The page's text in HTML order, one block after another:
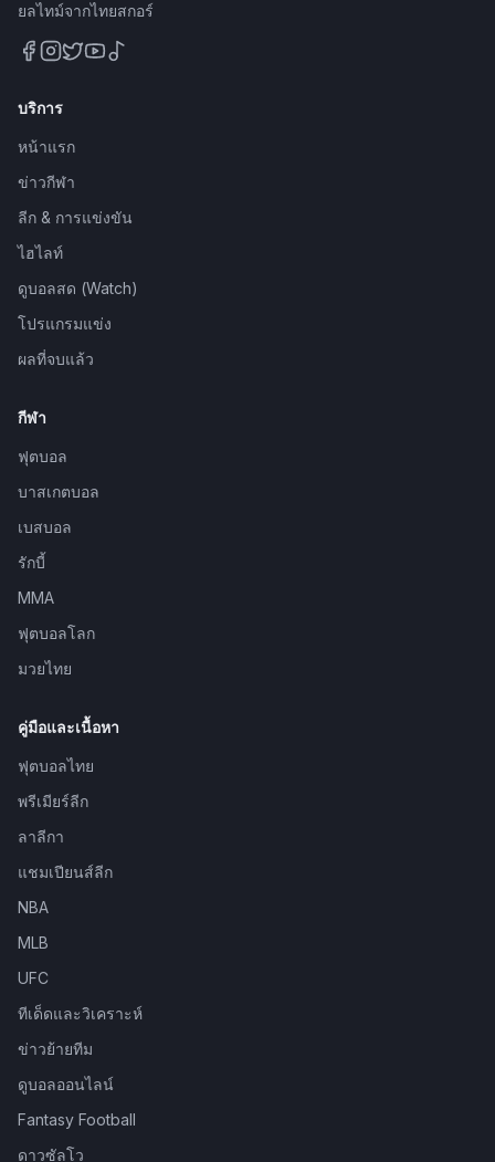
ยลไทม์จากไทยสกอร์
บริการ
หน้าแรก
ข่าวกีฬา
ลีก & การแข่งขัน
ไฮไลท์
ดูบอลสด (Watch)
โปรแกรมแข่ง
ผลที่จบแล้ว
กีฬา
ฟุตบอล
บาสเกตบอล
เบสบอล
รักบี้
MMA
ฟุตบอลโลก
มวยไทย
คู่มือและเนื้อหา
ฟุตบอลไทย
พรีเมียร์ลีก
ลาลีกา
แชมเปียนส์ลีก
NBA
MLB
UFC
ทีเด็ดและวิเคราะห์
ข่าวย้ายทีม
ดูบอลออนไลน์
Fantasy Football
ดาวซัลโว